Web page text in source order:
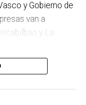
Nelson
su gente.
muy seria, que
y Gobierno de
van a
y La
para la gente